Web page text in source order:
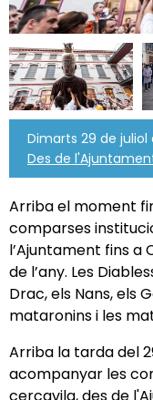
Dimarts 29 de juliol
Des de
Arriba el moment
comparses
l’Ajuntament fins a
de l’any. Les
Drac, els Nans, els
mataronins i les
Arriba la tarda del
acompanyar les